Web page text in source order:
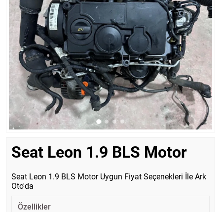
Seat Leon 1.9 BLS Motor
Seat Leon 1.9 BLS Motor Uygun Fiyat Seçenekleri İle Ark
Oto'da
Özellikler